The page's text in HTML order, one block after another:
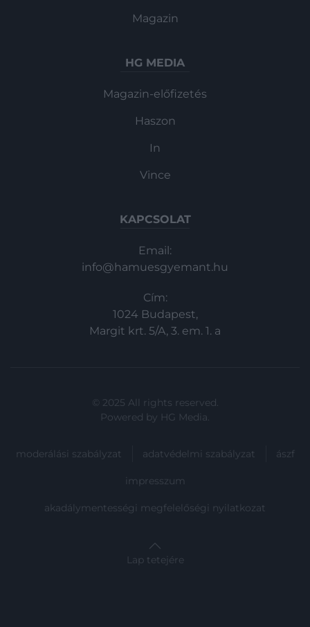
Magazin
HG MEDIA
Magazin-előfizetés
Haszon
In
Vince
KAPCSOLAT
Email:
info@hamuesgyemant.hu
Cím:
1024 Budapest,
Margit krt. 5/A, 3. em. 1. a
© 2025 All rights reserved.
Powered by HG Media.
moderálási szabályzat adatvédelmi szabályzat ászf
impresszum
akadálymentességi megfelelőségi nyilatkozat
Lap tetejére